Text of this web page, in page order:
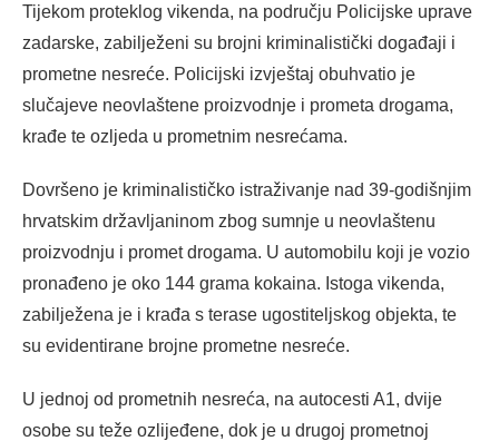
Tijekom proteklog vikenda, na području Policijske uprave
zadarske, zabilježeni su brojni kriminalistički događaji i
prometne nesreće. Policijski izvještaj obuhvatio je
slučajeve neovlaštene proizvodnje i prometa drogama,
krađe te ozljeda u prometnim nesrećama.
Dovršeno je kriminalističko istraživanje nad 39-godišnjim
hrvatskim državljaninom zbog sumnje u neovlaštenu
proizvodnju i promet drogama. U automobilu koji je vozio
pronađeno je oko 144 grama kokaina. Istoga vikenda,
zabilježena je i krađa s terase ugostiteljskog objekta, te
su evidentirane brojne prometne nesreće.
U jednoj od prometnih nesreća, na autocesti A1, dvije
osobe su teže ozlijeđene, dok je u drugoj prometnoj